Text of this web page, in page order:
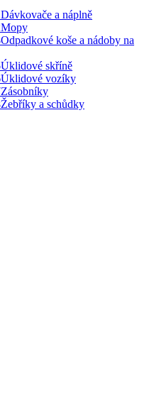
Dávkovače a náplně
Mopy
Odpadkové koše a nádoby na
Úklidové skříně
Úklidové vozíky
Zásobníky
Žebříky a schůdky